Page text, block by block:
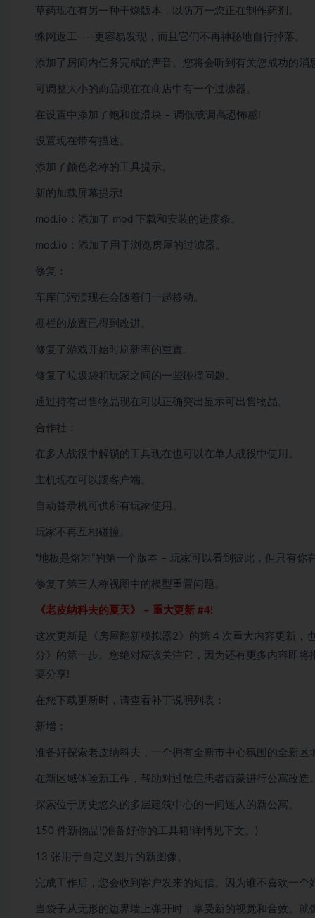
草药现在有另一种干燥版本，以防万一您正在制作药剂。
蛛网返工——更容易发现，而且它们不再神秘地自行掉落。
添加了房间内任务完成的声音。您将会听到有关您成功的消
可调整大小的商品现在在商店中有一个过滤器。
在设置中添加了饱和度滑块 – 调低或调高恐怖感!
设置现在带有描述。
添加了颜色名称的工具提示。
新的加载屏幕提示!
mod.io：添加了 mod 下载和安装的进度条。
mod.io：添加了用于浏览房屋的过滤器。
修复：
车库门污渍现在会随着门一起移动。
栅栏的放置已得到改进。
修复了游戏开始时刷新率的重置。
修复了垃圾袋和玩家之间的一些碰撞问题。
通过持有出售物品现在可以正确突出显示可出售物品。
合作社：
在多人战役中解锁的工具现在也可以在单人战役中使用。
主机现在可以踢客户端。
自动答录机可供所有玩家使用。
玩家不再互相碰撞。
“地板是熔岩”的第一个版本 – 玩家可以看到彼此，但只有你
修复了第三人称视图中的模型重置问题。
《老皮纳科夫的夏天》 – 重大更新 #4!
这次更新是《房屋翻新模拟器2》的第 4 次重大内容更新
分》的第一步。您绝对应该关注它，因为还有更多内容即
要分享!
在您下载更新时，请查看补丁说明列表：
新增：
准备好探索老皮纳科夫，一个拥有全新市中心氛围的全新区
在新区域体验新工作，帮助对过敏症患者西蒙进行公寓改造
探索位于历史悠久的多层建筑中心的一间迷人的新公寓。
150 件新物品!(准备好你的工具箱!详情见下文。)
13 张用于自定义图片的新图像。
完成工作后，您会收到客户发来的短信。因为谁不喜欢一个
当袋子从无形的边界墙上弹开时，享受新的视觉和音效。就